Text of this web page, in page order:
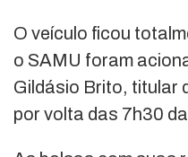
O veículo ficou
o SAMU foram
Gildásio Brito, titular
por volta das 7h30